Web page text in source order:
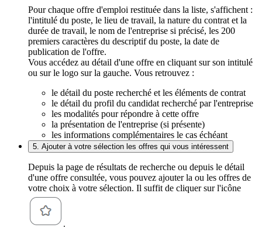
Pour chaque offre d'emploi restituée dans la liste, s'affichent :
l'intitulé du poste, le lieu de travail, la nature du contrat et la
durée de travail, le nom de l'entreprise si précisé, les 200
premiers caractères du descriptif du poste, la date de
publication de l'offre.
Vous accédez au détail d'une offre en cliquant sur son intitulé
ou sur le logo sur la gauche. Vous retrouvez :
le détail du poste recherché et les éléments de contrat
le détail du profil du candidat recherché par l'entreprise
les modalités pour répondre à cette offre
la présentation de l'entreprise (si présente)
les informations complémentaires le cas échéant
5. Ajouter à votre sélection les offres qui vous intéressent
Depuis la page de résultats de recherche ou depuis le détail
d'une offre consultée, vous pouvez ajouter la ou les offres de
votre choix à votre sélection. Il suffit de cliquer sur l'icône
.